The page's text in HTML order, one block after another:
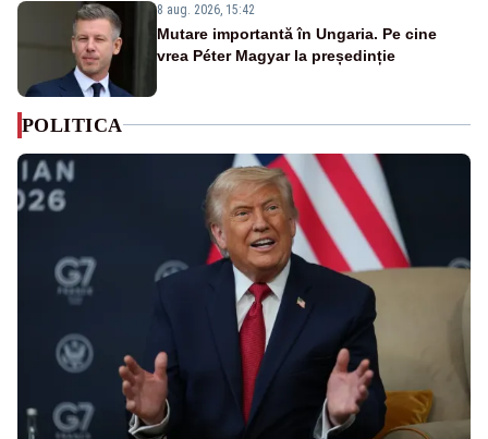
8 aug. 2026, 15:42
Mutare importantă în Ungaria. Pe cine
vrea Péter Magyar la președinție
POLITICA